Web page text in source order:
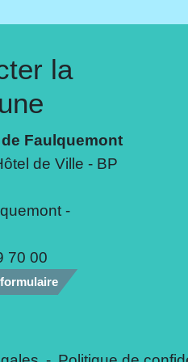
la
Faulquemont
de Ville - BP
-
70 00